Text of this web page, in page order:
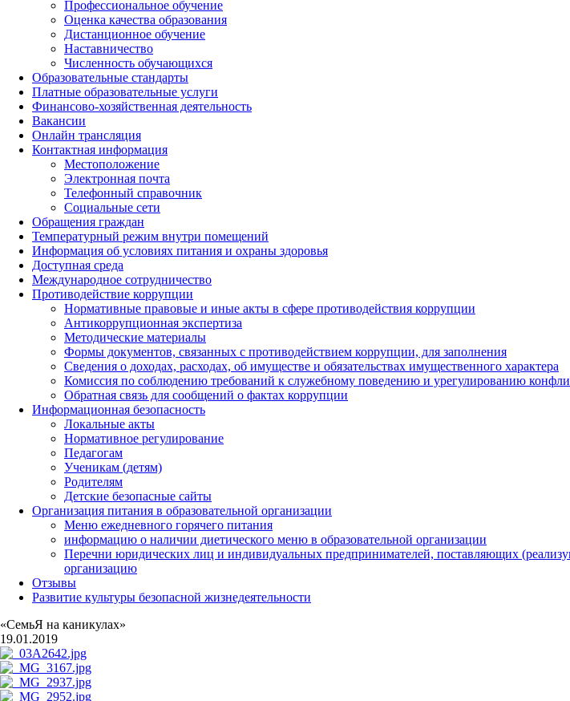
Профессиональное обучение
Оценка качества образования
Дистанционное обучение
Наставничество
Численность обучающихся
Образовательные стандарты
Платные образовательные услуги
Финансово-хозяйственная деятельность
Вакансии
Онлайн трансляция
Контактная информация
Местоположение
Электронная почта
Телефонный справочник
Социальные сети
Обращения граждан
Температурный режим внутри помещений
Информация об условиях питания и охраны здоровья
Доступная среда
Международное сотрудничество
Противодействие коррупции
Нормативные правовые и иные акты в сфере противодействия коррупции
Антикоррупционная экспертиза
Методические материалы
Формы документов, связанных с противодействием коррупции, для заполнения
Сведения о доходах, расходах, об имуществе и обязательствах имущественного характера
Комиссия по соблюдению требований к служебному поведению и урегулированию
Обратная связь для сообщений о фактах коррупции
Информационная безопасность
Локальные акты
Нормативное регулирование
Педагогам
Ученикам (детям)
Родителям
Детские безопасные сайты
Организация питания в образовательной организации
Меню ежедневного горячего питания
информацию о наличии диетического меню в образовательной организации
Перечни юридических лиц и индивидуальных предпринимателей, поставляющих
организацию
Отзывы
Развитие культуры безопасной жизнедеятельности
«СемьЯ на каникулах»
19.01.2019